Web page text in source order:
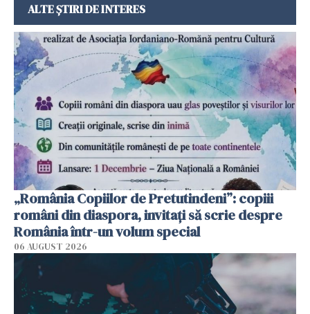
ALTE ȘTIRI DE INTERES
„România Copiilor de Pretutindeni”: copiii
români din diaspora, invitați să scrie despre
România într-un volum special
06 AUGUST 2026